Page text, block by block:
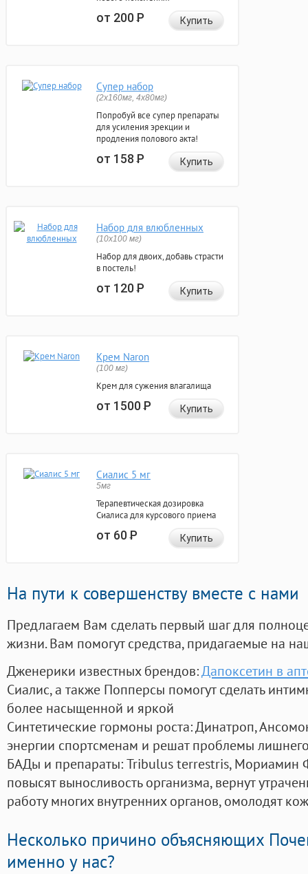
от 200Р Купить
Супер набор
(2х160мг, 4х80мг)
Попробуй все супер препараты
для усиления эрекции и
продления полового акта!
от 158Р Купить
Набор для влюбленных
(10х100 мг)
Набор для двоих, добавь страсти
в постель!
от 120Р Купить
Крем Naron
(100 мг)
Крем для сужения влагалища
от 1500Р Купить
Сиалис 5 мг
5мг
Терапевтическая дозировка
Сиалиса для курсового приема
от 60Р Купить
На пути к совершенству вместе с нами
Предлагаем Вам сделать первый шаг для
жизни. Вам помогут средства, придагаемые на
Дженерики известных брендов:Дапоксетин в
Сиалис, а также Попперсы помогут сделать
более насыщенной и яркой
Синтетические гормоны роста: Динатроп,
энергии спортсменам и решат проблемы
БАДы и препараты:Tribulus terrestris, Мориамин
повысят выносливость организма, вернут
работу многих внутренних органов, омолодят
Несколько причино объясняющих
именно у нас?